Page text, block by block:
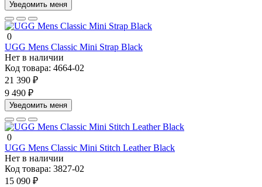
Уведомить меня
0
UGG Mens Classic Mini Strap Black
Нет в наличии
Код товара: 4664-02
21 390 ₽
9 490 ₽
Уведомить меня
0
UGG Mens Classic Mini Stitch Leather Black
Нет в наличии
Код товара: 3827-02
15 090 ₽